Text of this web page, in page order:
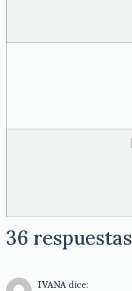
36 respuestas
IVANA dice: